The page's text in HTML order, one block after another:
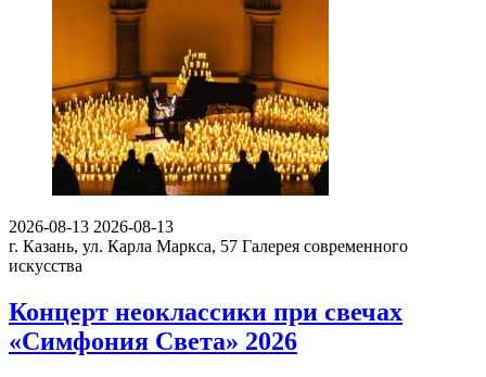
2026-08-13 2026-08-13
г. Казань, ул. Карла Маркса, 57 Галерея современного
искусства
Концерт неоклассики при свечах
«Симфония Света» 2026